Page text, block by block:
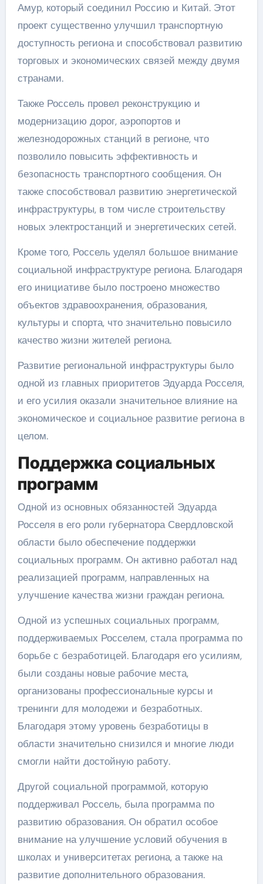
Амур, который соединил Россию и Китай. Этот
проект существенно улучшил транспортную
доступность региона и способствовал развитию
торговых и экономических связей между двумя
странами.
Также Россель провел реконструкцию и
модернизацию дорог, аэропортов и
железнодорожных станций в регионе, что
позволило повысить эффективность и
безопасность транспортного сообщения. Он
также способствовал развитию энергетической
инфраструктуры, в том числе строительству
новых электростанций и энергетических сетей.
Кроме того, Россель уделял большое внимание
социальной инфраструктуре региона. Благодаря
его инициативе было построено множество
объектов здравоохранения, образования,
культуры и спорта, что значительно повысило
качество жизни жителей региона.
Развитие региональной инфраструктуры было
одной из главных приоритетов Эдуарда Росселя,
и его усилия оказали значительное влияние на
экономическое и социальное развитие региона в
целом.
Поддержка социальных
программ
Одной из основных обязанностей Эдуарда
Росселя в его роли губернатора Свердловской
области было обеспечение поддержки
социальных программ. Он активно работал над
реализацией программ, направленных на
улучшение качества жизни граждан региона.
Одной из успешных социальных программ,
поддерживаемых Росселем, стала программа по
борьбе с безработицей. Благодаря его усилиям,
были созданы новые рабочие места,
организованы профессиональные курсы и
тренинги для молодежи и безработных.
Благодаря этому уровень безработицы в
области значительно снизился и многие люди
смогли найти достойную работу.
Другой социальной программой, которую
поддерживал Россель, была программа по
развитию образования. Он обратил особое
внимание на улучшение условий обучения в
школах и университетах региона, а также на
развитие дополнительного образования.